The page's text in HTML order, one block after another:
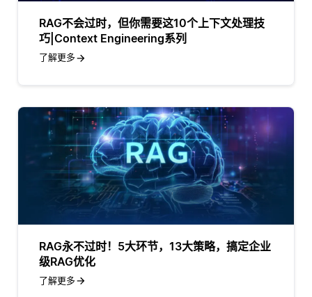
RAG不会过时，但你需要这10个上下文处理技
巧|Context Engineering系列
了解更多
RAG永不过时！5大环节，13大策略，搞定企业
级RAG优化
了解更多